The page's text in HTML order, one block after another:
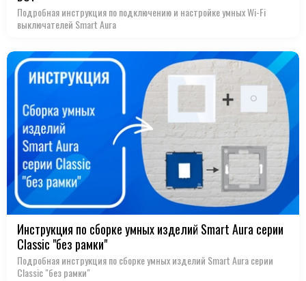
Подробная инструкция по подключению и настройке умных Wi-Fi
выключателей Smart Aura
Инструкция по сборке умных изделий Smart Aura серии
Classic "без рамки"
Подробная инструкция по сборке умных изделий Smart Aura серии
Classic "без рамки"